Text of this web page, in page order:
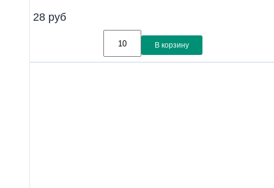
28 руб
В корзину